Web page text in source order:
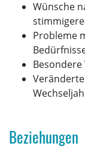
Wünsche
Probleme
Beziehungen